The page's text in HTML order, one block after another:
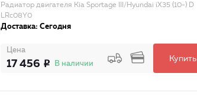
Радиатор двигателя Kia Sportage III/Hyundai iX35 (10-) D
LRc08Y0
Доставка: Сегодня
Цена
17 456 В наличии
Купить